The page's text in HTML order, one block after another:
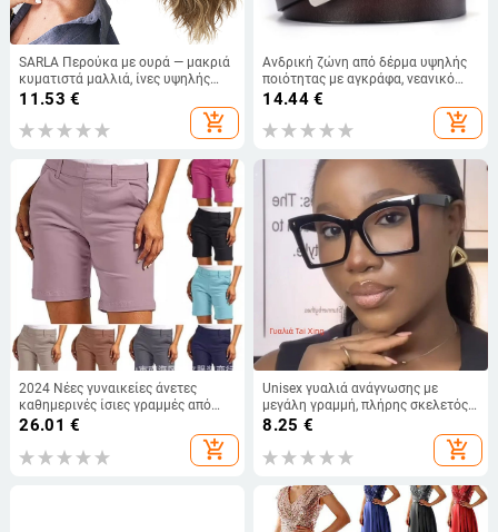
SARLA Περούκα με ουρά — μακριά
κυματιστά μαλλιά, ίνες υψηλής
θερμοκρασίας, κλιπ σύνδεσης,
11.53 €
add_shopping_cart
Ανδρική ζώνη από δέρμα υψηλής
ποιότητας με αγκράφα, νεανικό
τζιν, σε casual ρετρό στυλ
14.44€
add_shopping_cart
2024 Νέες γυναικείες άνετες
καθημερινές ίσιες γραμμές από
Twill με υψηλή ελαστικότητα,
26.01 €
add_shopping_cart
Unisex γυαλιά ανάγνωσης με
μεγάλη γραμμή, πλήρης σκελετός,
φακοί και σκελετός από Pcs, αντί-
8.25 €
add_shopping_cart